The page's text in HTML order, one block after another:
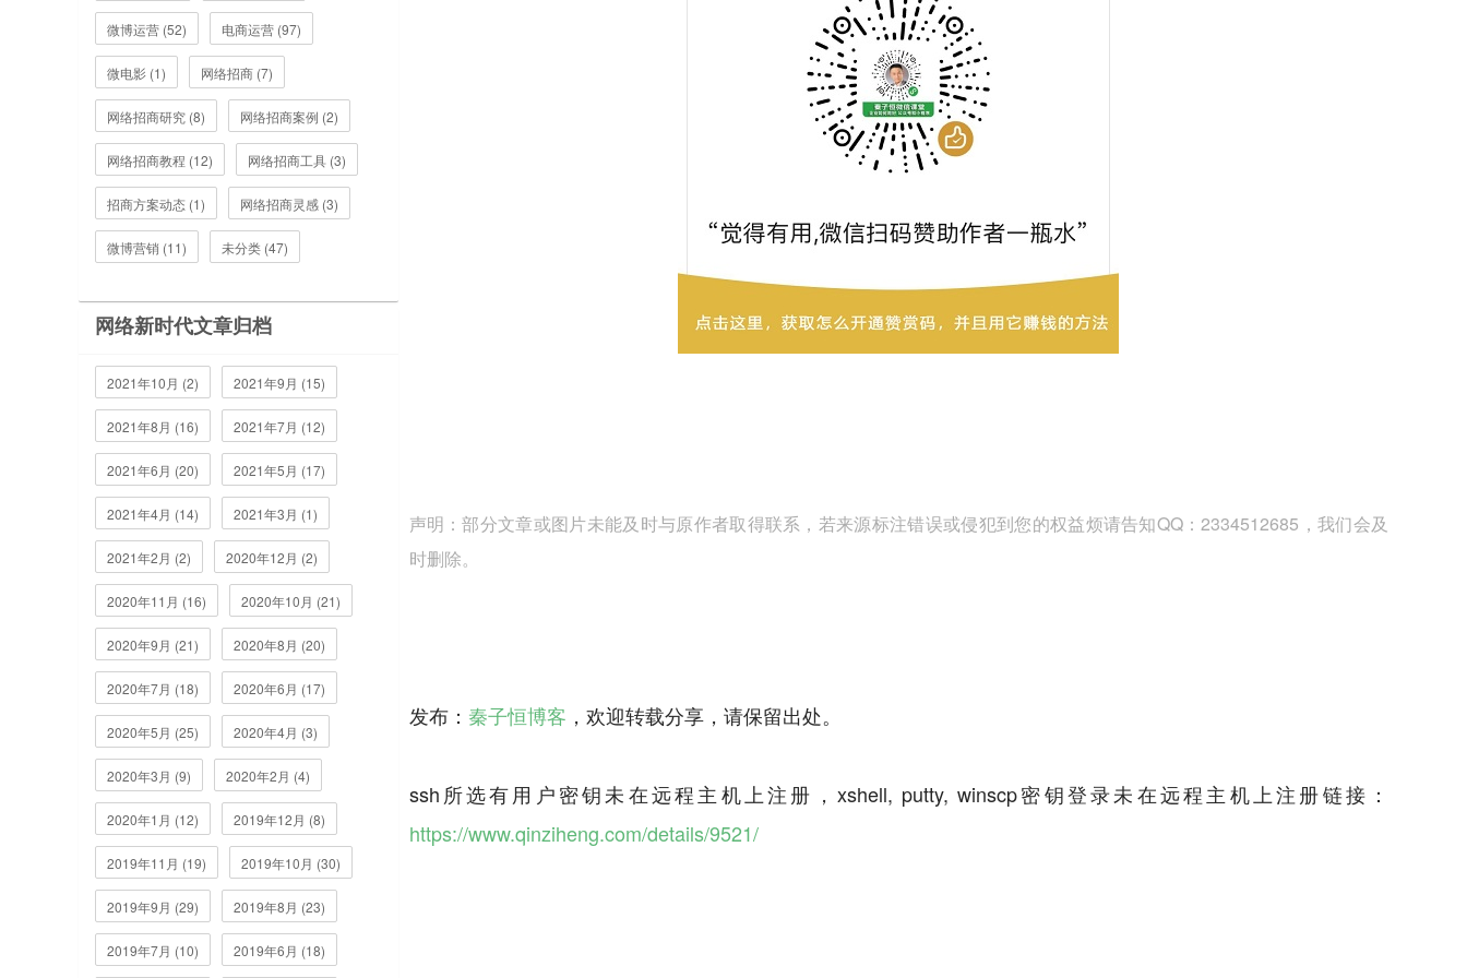
微博运营 (52) 电商运营 (97)
微电影 (1) 网络招商 (7)
网络招商研究 (8) 网络招商案例 (2)
网络招商教程 (12) 网络招商工具 (3)
招商方案动态 (1) 网络招商灵感 (3)
微博营销 (11) 未分类 (47)
网络新时代文章归档
2021年10月 (2) 2021年9月 (15)
2021年8月 (16) 2021年7月 (12)
2021年6月 (20) 2021年5月 (17)
2021年4月 (14) 2021年3月 (1)
2021年2月 (2) 2020年12月 (2)
2020年11月 (16) 2020年10月 (21)
2020年9月 (21) 2020年8月 (20)
2020年7月 (18) 2020年6月 (17)
2020年5月 (25) 2020年4月 (3)
2020年3月 (9) 2020年2月 (4)
2020年1月 (12) 2019年12月 (8)
2019年11月 (19) 2019年10月 (30)
2019年9月 (29) 2019年8月 (23)
2019年7月 (10) 2019年6月 (18)
声明：部分文章或图片未能及时与原作者取得联系，若来源标注错误或侵犯到您的权益烦请告知QQ：2334512685，我们会及
时删除。
发布： 秦子恒博客 ，欢迎转载分享，请保留出处。
ssh所选有用户密钥未在远程主机上注册，xshell, putty, winscp密钥登录未在远程主机上注册链接：
https://www.qinziheng.com/details/9521/